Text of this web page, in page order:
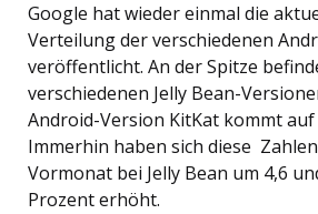
Google hat wieder einmal die
Verteilung der verschiedenen
veröffentlicht. An der Spitze
verschiedenen Jelly Bean-
Android-Version KitKat kommt auf
Immerhin haben sich diese
Vormonat bei Jelly Bean um 4,6
Prozent erhöht.